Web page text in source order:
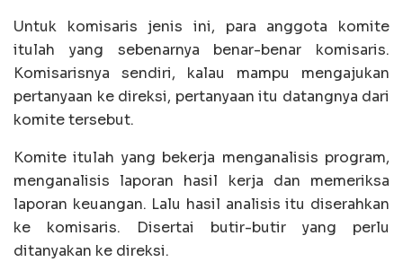
Untuk komisaris jenis ini, para anggota komite
itulah yang sebenarnya benar-benar komisaris.
Komisarisnya sendiri, kalau mampu mengajukan
pertanyaan ke direksi, pertanyaan itu datangnya dari
komite tersebut.
Komite itulah yang bekerja menganalisis program,
menganalisis laporan hasil kerja dan memeriksa
laporan keuangan. Lalu hasil analisis itu diserahkan
ke komisaris. Disertai butir-butir yang perlu
ditanyakan ke direksi.